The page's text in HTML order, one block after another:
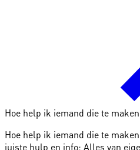
Hoe help ik iemand die te
Hoe help ik iemand die te
juiste hulp en info: Alles van